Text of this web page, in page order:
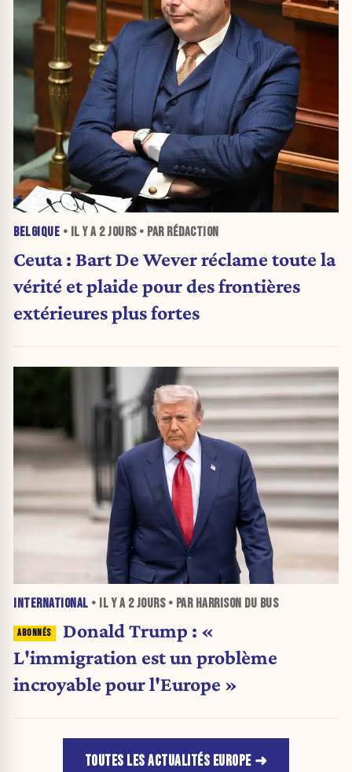
BELGIQUE • IL Y A 2 JOURS• PAR RÉDACTION
Ceuta : Bart De Wever réclame toute la
vérité et plaide pour des frontières
extérieures plus fortes
INTERNATIONAL • IL Y A 2 JOURS• PAR HARRISON DU BUS
Donald Trump : «
L'immigration est un problème
incroyable pour l'Europe »
TOUTES LES ACTUALITÉS EUROPE